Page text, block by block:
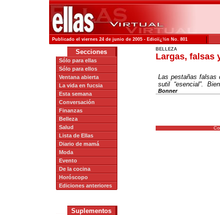
Publicado el viernes 24 de junio de 2005 - Ediciï¿½n No. 801 |
Secciones
Sólo para ellas
Sólo para ellos
Ventana abierta
La vida en fucsia
Esta semana
Conversación
Finanzas
Belleza
Salud
Lista de Ellas
Diario de mamá
Moda
Evento
De la cocina
Horóscopo
Ediciones anteriores
Suplementos
BELLEZA
Largas, falsas
Las pestañas falsas
sutil “esencial”.
Bonner